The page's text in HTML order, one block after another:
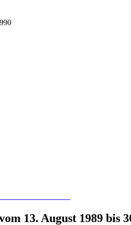
13. August 1989 bis